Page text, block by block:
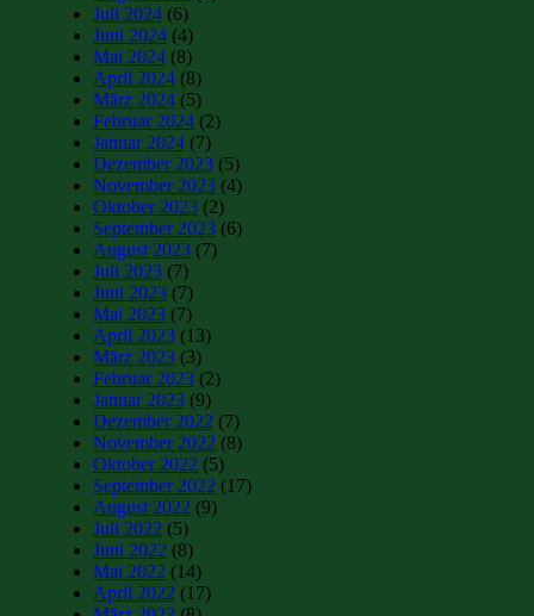
Juli 2024 (6)
Juni 2024 (4)
Mai 2024 (8)
April 2024 (8)
März 2024 (5)
Februar 2024 (2)
Januar 2024 (7)
Dezember 2023 (5)
November 2023 (4)
Oktober 2023 (2)
September 2023 (6)
August 2023 (7)
Juli 2023 (7)
Juni 2023 (7)
Mai 2023 (7)
April 2023 (13)
März 2023 (3)
Februar 2023 (2)
Januar 2023 (9)
Dezember 2022 (7)
November 2022 (8)
Oktober 2022 (5)
September 2022 (17)
August 2022 (9)
Juli 2022 (5)
Juni 2022 (8)
Mai 2022 (14)
April 2022 (17)